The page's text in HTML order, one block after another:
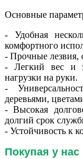
Основные
- Удобная
комфортного
- Прочные лезвия,
- Легкий вес и
нагрузки на руки.
-
деревьями,
- Высокая
долгий срок
- Устойчивость к
Покупая у